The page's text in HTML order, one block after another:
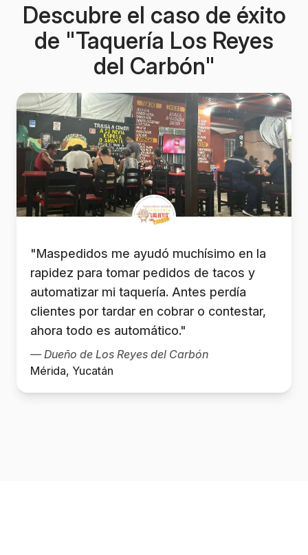
Descubre el caso de éxito
de "Taquería Los Reyes
del Carbón"
Maspedidos me ayudó muchísimo en la
rapidez para tomar pedidos de tacos y
automatizar mi taquería. Antes perdía
clientes por tardar en cobrar o contestar,
ahora todo es automático.
— Dueño de Los Reyes del Carbón
Mérida, Yucatán